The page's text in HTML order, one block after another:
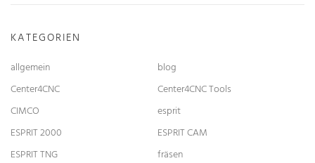
KATEGORIEN
allgemein
blog
Center4CNC
Center4CNC Tools
CIMCO
esprit
ESPRIT 2000
ESPRIT CAM
ESPRIT TNG
fräsen